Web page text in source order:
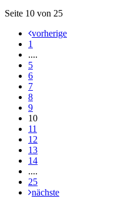
Seite 10 von 25
vorherige
1
....
5
6
7
8
9
10
11
12
13
14
....
25
nächste